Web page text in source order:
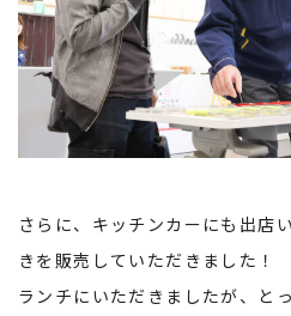
さらに、キッチンカーにも出店
きを販売していただきました！
ランチにいただきましたが、と